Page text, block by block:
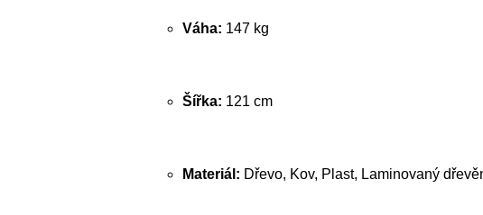
Váha: 147 kg
Šířka: 121 cm
Materiál: Dřevo, Kov, Plast, Laminovaný